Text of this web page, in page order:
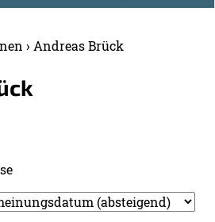
› Andreas Brück